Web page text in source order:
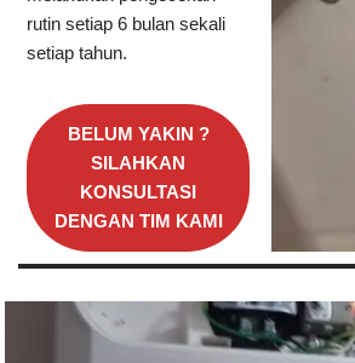
rutin setiap 6 bulan sekali
setiap tahun.
BELUM YAKIN ?
SILAHKAN
KONSULTASI
DENGAN TIM KAMI